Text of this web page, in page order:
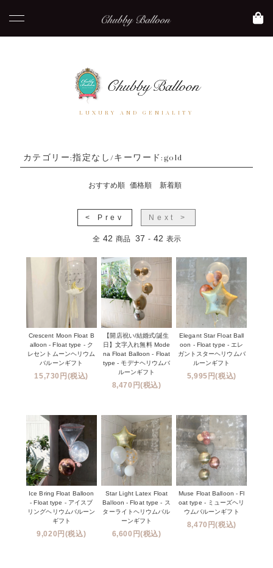
LUXURY AND GENIALITY
カテゴリー:指定なし/キーワード:gold
おすすめ順 価格順 新着順
< Prev Next >
全 42 商品 37 - 42 表示
Crescent Moon Float B
alloon - Float type - ク
レセントムーンヘリウム
バルーンギフト
15,730円(税込)
【開店祝い/結婚式/誕生
日】文字入れ無料 Mode
na Float Balloon - Float
type - モデナヘリウムバ
ルーンギフト
8,470円(税込)
Elegant Star Float Ball
oon - Float type - エレ
ガントスターヘリウムバ
ルーンギフト
5,995円(税込)
Ice Bring Float Balloon
- Float type - アイスブ
リングヘリウムバルーン
ギフト
9,020円(税込)
Star Light Latex Float
Balloon - Float type - ス
ターライトヘリウムバル
ーンギフト
6,600円(税込)
Muse Float Balloon - Fl
oat type - ミューズヘリ
ウムバルーンギフト
8,470円(税込)